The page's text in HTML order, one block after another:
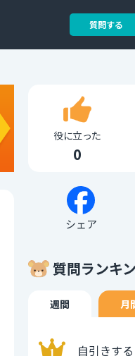
質問する
役に立った
0
シェア
質問ランキ
週間 月
自引きす